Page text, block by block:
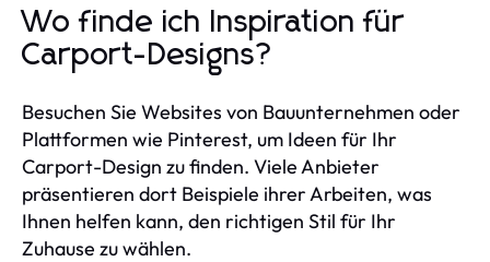
Wo finde ich Inspiration für
Carport-Designs?
Besuchen Sie Websites von Bauunternehmen oder
Plattformen wie Pinterest, um Ideen für Ihr
Carport-Design zu finden. Viele Anbieter
präsentieren dort Beispiele ihrer Arbeiten, was
Ihnen helfen kann, den richtigen Stil für Ihr
Zuhause zu wählen.